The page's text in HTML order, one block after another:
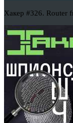
Хакер #326. Router